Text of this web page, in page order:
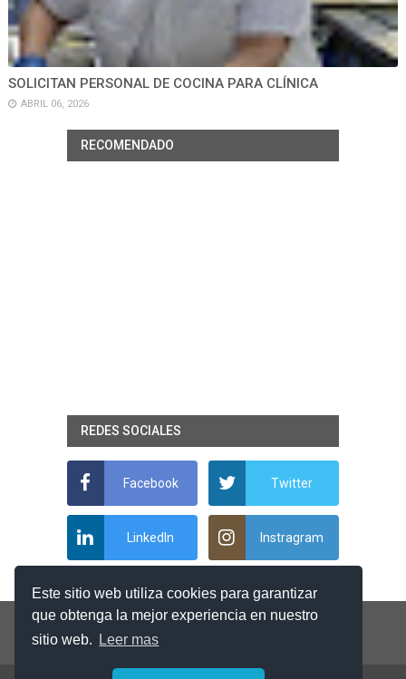
Este sitio web utiliza cookies para garantizar
que obtenga la mejor experiencia en nuestro
sitio web.
Leer mas
SOLICITAN PERSONAL DE COCINA PARA CLÍNICA
ABRIL 06, 2026
RECOMENDADO
REDES SOCIALES
Facebook Twitter
LinkedIn Instragram